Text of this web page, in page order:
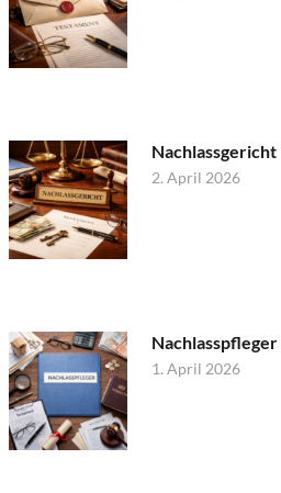
Nachlassgericht
2. April 2026
Nachlasspfleger
1. April 2026